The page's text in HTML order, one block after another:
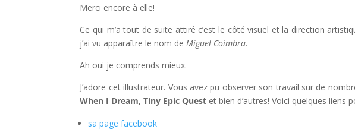
Merci encore à elle!
Ce qui m’a tout de suite attiré c’est le côté visuel et la direction
j’ai vu apparaître le nom deMiguel Coimbra.
Ah oui je comprends mieux.
J’adore cet illustrateur. Vous avez pu observer son travail sur de
When I Dream, Tiny Epic Quest et bien d’autres! Voici quelques liens
sa page facebook